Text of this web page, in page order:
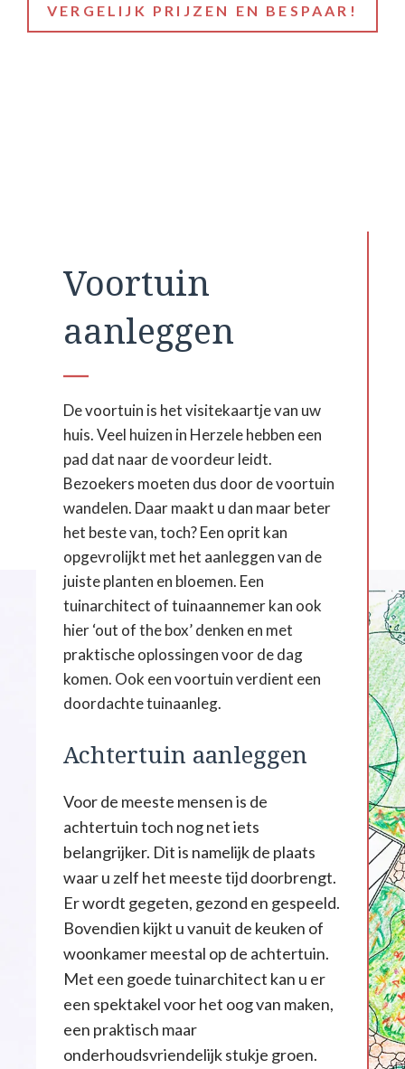
VERGELIJK PRIJZEN EN BESPAAR!
Voortuin
aanleggen
De voortuin is het visitekaartje van uw
huis. Veel huizen in Herzele hebben een
pad dat naar de voordeur leidt.
Bezoekers moeten dus door de voortuin
wandelen. Daar maakt u dan maar beter
het beste van, toch? Een oprit kan
opgevrolijkt met het aanleggen van de
juiste planten en bloemen. Een
tuinarchitect of tuinaannemer kan ook
hier ‘out of the box’ denken en met
praktische oplossingen voor de dag
komen. Ook een voortuin verdient een
doordachte tuinaanleg.
Achtertuin aanleggen
Voor de meeste mensen is de
achtertuin toch nog net iets
belangrijker. Dit is namelijk de plaats
waar u zelf het meeste tijd doorbrengt.
Er wordt gegeten, gezond en gespeeld.
Bovendien kijkt u vanuit de keuken of
woonkamer meestal op de achtertuin.
Met een goede tuinarchitect kan u er
een spektakel voor het oog van maken,
een praktisch maar
onderhoudsvriendelijk stukje groen.